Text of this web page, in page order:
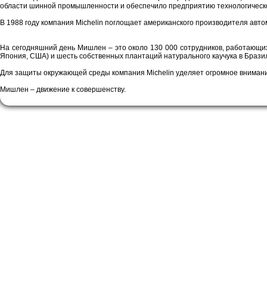
области шинной промышленности и обеспечило предприятию
В 1988 году компания Michelin поглощает американского производителя
На сегодняшний день Мишлен – это около 130 000 сотрудников,
Япония, США) и шесть собственных плантаций натурального каучука в
Для защиты окружающей среды компания Michelin уделяет огромное
Мишлен – движение к совершенству.